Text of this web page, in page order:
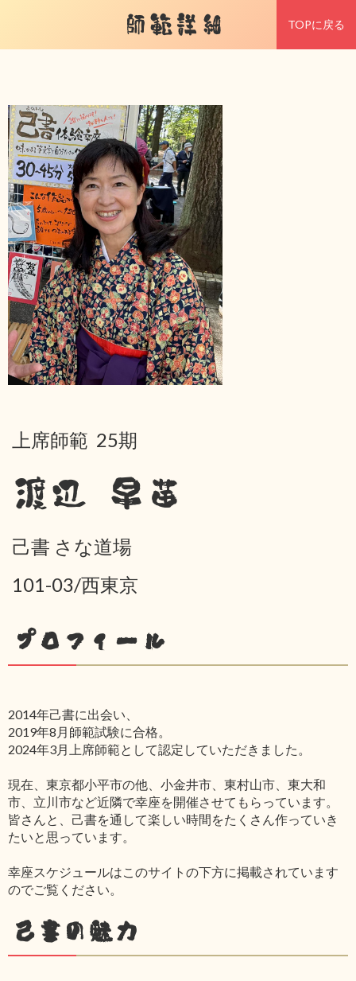
師範詳細 TOPに戻る
上席師範 25期
渡辺 早苗
己書 さな道場
101-03/西東京
プロフィール
2014年己書に出会い、
2019年8月師範試験に合格。
2024年3月上席師範として認定していただきました。
現在、東京都小平市の他、小金井市、東村山市、東大和
市、立川市など近隣で幸座を開催させてもらっています。
皆さんと、己書を通して楽しい時間をたくさん作っていき
たいと思っています。
幸座スケジュールはこのサイトの下方に掲載されています
のでご覧ください。
己書の魅力